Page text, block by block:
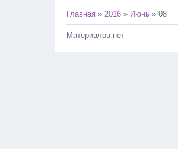
Главная » 2016 » Июнь » 08
Материалов нет